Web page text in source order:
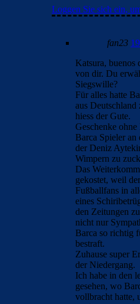
Loggen Sie sich ein,
fan23
Katsura, buenos
von dir. Du
Siegswille?
Für alles hatte
aus
hiess der Gute.
Geschenke
Barca Spieler an
der Deniz
Wimpern zu
Das
gekostet, weil
Fußballfans in
eines
den Zeitungen
nicht nur
Barca so richtig
bestraft.
Zuhause super
der Niedergang.
Ich habe in den
gesehen, wo
vollbracht hatte,